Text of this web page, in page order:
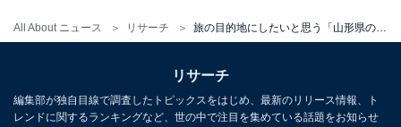
All About ニュース リサーチ
リサーチ
編集部が独自目線で調査したトピックスをはじめ、最新のリリース情報、ト
レンドに関するランキングなど、世の中で注目を集めている話題をお知らせ